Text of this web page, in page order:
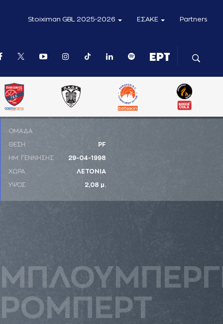
Stoiximan GBL 2025-2026 ΕΣΑΚΕ Partners
ΡΟΜΠΕΡΤ
ΟΜΑΔΑ
ΘΕΣΗ PF
ΗΜ. ΓΕΝΝΗΣΗΣ 29-04-1998
ΧΩΡΑ ΛΕΤΟΝΙΑ
ΥΨΟΣ 2,08 μ.